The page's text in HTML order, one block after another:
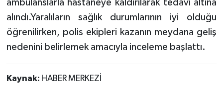
ambulanslarla hastaneye kaldırılarak tedavi altına
alındı.Yaralıların sağlık durumlarının iyi olduğu
öğrenilirken, polis ekipleri kazanın meydana geliş
nedenini belirlemek amacıyla inceleme başlattı.
Kaynak: HABER MERKEZİ